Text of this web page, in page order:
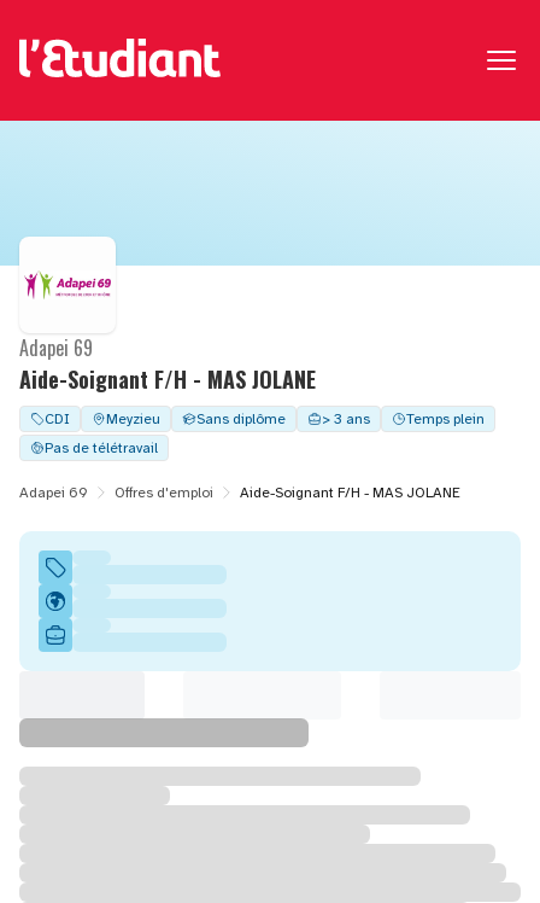
Aide-Soignant F/H - MAS JOLANE
Adapei 69
CDI Meyzieu Sans diplôme > 3 ans
Temps plein
Pas de télétravail
Adapei 69 Offres d'emploi Aide-Soignant F/H - MAS JOLANE